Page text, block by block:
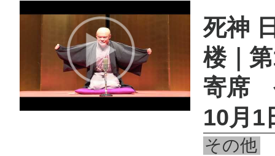
死神
楼｜
寄席
10月1
その他